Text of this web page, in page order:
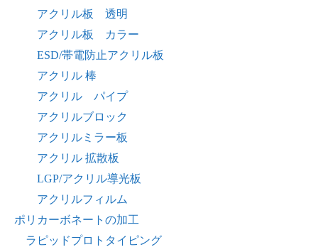
アクリル板 透明
アクリル板 カラー
ESD/帯電防止アクリル板
アクリル 棒
アクリル パイプ
アクリルブロック
アクリルミラー板
アクリル 拡散板
LGP/アクリル導光板
アクリルフィルム
ポリカーボネートの加工
ラピッドプロトタイピング